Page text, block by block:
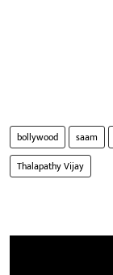
bollywood saam
Thalapathy Vijay